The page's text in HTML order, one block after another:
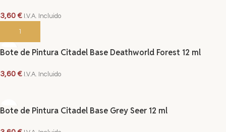
3,60€ I.V.A. Incluido
AÑADIR AL CARRITO
Bote de Pintura Citadel Base Deathworld Forest 12 ml
3,60€ I.V.A. Incluido
Bote de Pintura Citadel Base Grey Seer 12 ml